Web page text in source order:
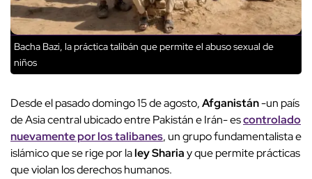
Bacha Bazi, la práctica talibán que permite el abuso sexual de
niños
Desde el pasado domingo 15 de agosto,Afganistán-un país
de Asia central ubicado entre Pakistán e Irán- escontrolado
nuevamente por los talibanes, un grupo fundamentalista e
islámico que se rige por laley Shariay que permite prácticas
que violan los derechos humanos.